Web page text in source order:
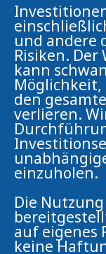
und andere
Risiken.
kann
Möglichkeit,
den
verlieren.
einzuholen.
Die
auf eigenes
keine